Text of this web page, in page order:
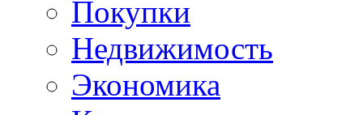
Покупки
Недвижимость
Экономика